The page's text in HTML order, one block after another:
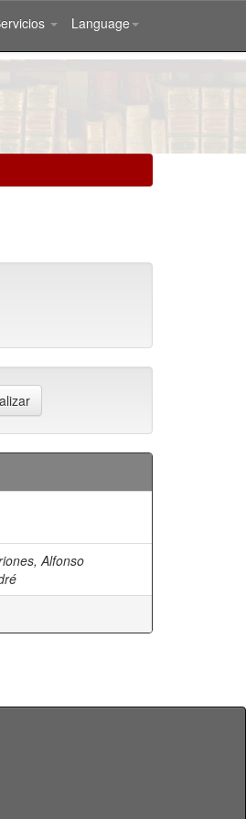
Language
Alfonso